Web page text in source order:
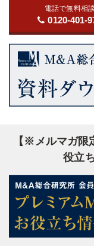
電話で無料相談
0120-401-
【※メルマガ限
役立